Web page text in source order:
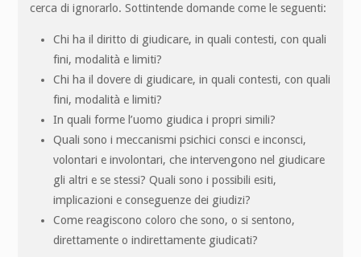
cerca di ignorarlo. Sottintende domande come le seguenti:
Chi ha il diritto di giudicare, in quali contesti, con quali
fini, modalità e limiti?
Chi ha il dovere di giudicare, in quali contesti, con quali
fini, modalità e limiti?
In quali forme l’uomo giudica i propri simili?
Quali sono i meccanismi psichici consci e inconsci,
volontari e involontari, che intervengono nel giudicare
gli altri e se stessi? Quali sono i possibili esiti,
implicazioni e conseguenze dei giudizi?
Come reagiscono coloro che sono, o si sentono,
direttamente o indirettamente giudicati?